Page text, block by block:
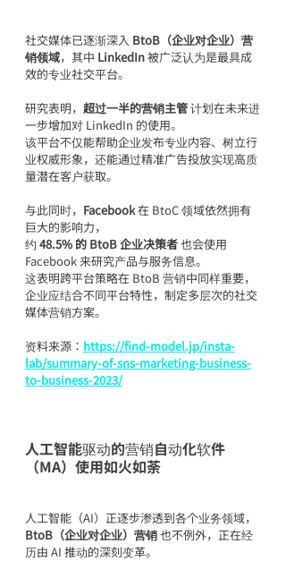
社交媒体已逐渐深入 BtoB（企业对企业）营
销领域，其中 LinkedIn 被广泛认为是最具成
效的专业社交平台。
研究表明， 超过一半的营销主管 计划在未来进
一步增加对 LinkedIn 的使用。
该平台不仅能帮助企业发布专业内容、树立行
业权威形象，还能通过精准广告投放实现高质
量潜在客户获取。
与此同时， Facebook 在 BtoC 领域依然拥有
巨大的影响力，
约 48.5% 的 BtoB 企业决策者 也会使用
Facebook 来研究产品与服务信息。
这表明跨平台策略在 BtoB 营销中同样重要，
企业应结合不同平台特性，制定多层次的社交
媒体营销方案。
资料来源： https://find-model.jp/insta-
lab/summary-of-sns-marketing-business-
to-business-2023/
人工智能驱动的营销自动化软件
（MA）使用如火如荼
人工智能（AI）正逐步渗透到各个业务领域，
BtoB（企业对企业）营销 也不例外，正在经
历由 AI 推动的深刻变革。